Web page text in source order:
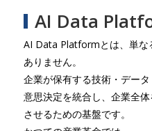
AI Data
AI Data Platformとは、単な
ありません。
企業が保有する技術・デー
意思決定を統合し、企業全
させるための基盤です。